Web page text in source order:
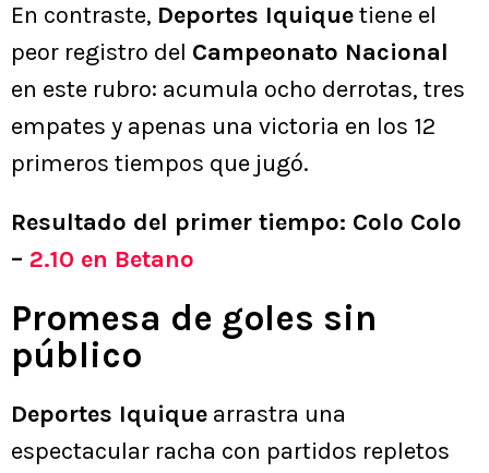
En contraste, Deportes Iquiquetiene el
peor registro del Campeonato Nacional
en este rubro: acumula ocho derrotas, tres
empates y apenas una victoria en los 12
primeros tiempos que jugó.
Resultado del primer tiempo: Colo Colo
– 2.10 en Betano
Promesa de goles sin
público
Deportes Iquique arrastra una
espectacular racha con partidos repletos